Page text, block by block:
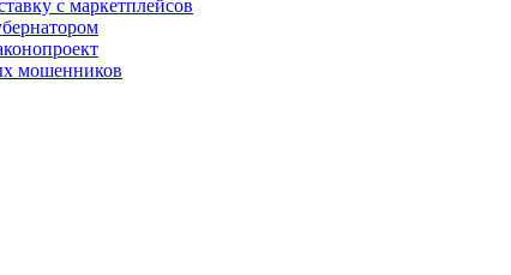
с маркетплейсов
мошенников